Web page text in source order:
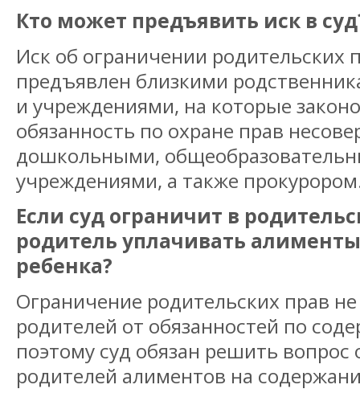
Кто может предъявить иск в
Иск об ограничении родительских
предъявлен близкими
и учреждениями, на которые
обязанность по охране прав
дошкольными,
учреждениями, а также
Если суд ограничит в
родитель уплачивать
ребенка?
Ограничение родительских прав
родителей от обязанностей по
поэтому суд обязан решить вопрос
родителей алиментов на